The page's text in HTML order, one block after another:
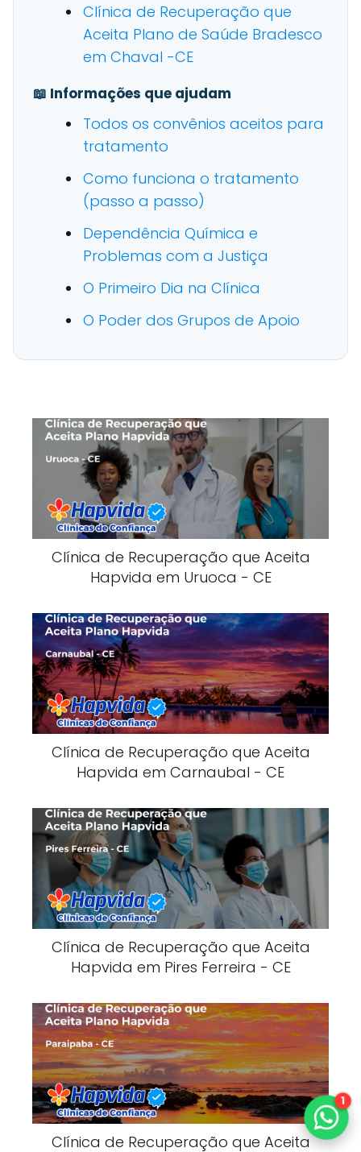
Clínica de Recuperação que
Aceita Plano de Saúde Bradesco
em Chaval -CE
📖 Informações que ajudam
Todos os convênios aceitos para
tratamento
Como funciona o tratamento
(passo a passo)
Dependência Química e
Problemas com a Justiça
O Primeiro Dia na Clínica
O Poder dos Grupos de Apoio
Clínica de Recuperação que Aceita
Hapvida em Uruoca - CE
Clínica de Recuperação que Aceita
Hapvida em Carnaubal - CE
Clínica de Recuperação que Aceita
Hapvida em Pires Ferreira - CE
Clínica de Recuperação que Aceita
1